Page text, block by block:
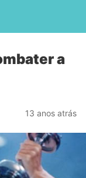
a
13 anos atrás